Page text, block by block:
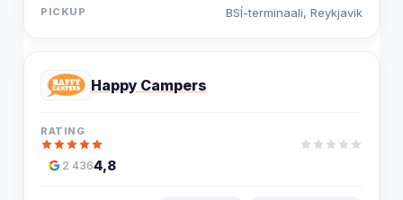
BSÍ-terminaali, Reykjavik
Happy Campers
4,8
2 436